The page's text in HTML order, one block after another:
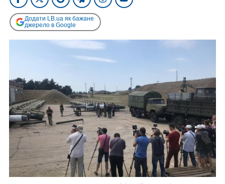
Додати LB.ua як бажане
джерело в Google